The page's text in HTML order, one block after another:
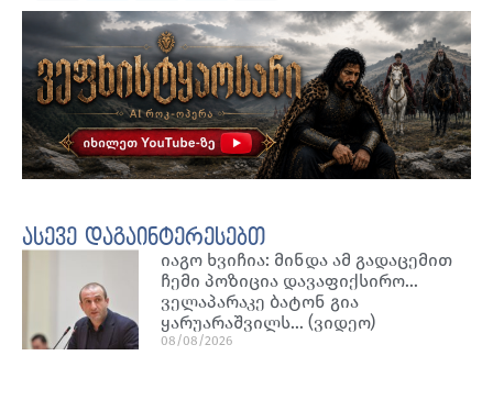
ასევე დაგაინტერესებთ
იაგო ხვიჩია: მინდა ამ გადაცემით
ჩემი პოზიცია დავაფიქსირო…
ველაპარაკე ბატონ გია
ყარუარაშვილს… (ვიდეო)
08/08/2026